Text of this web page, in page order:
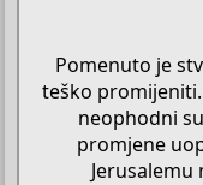
Pomenuto je
teško
neophodni
promjene
Jerusalemu